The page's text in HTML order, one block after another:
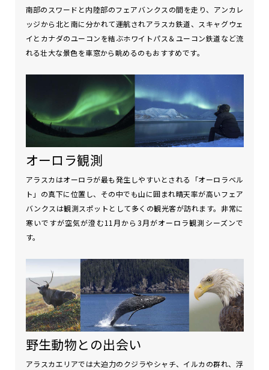
南部のスワードと内陸部のフェアバンクスの間を走り、アンカレ
ッジから北と南に分かれて運航されアラスカ鉄道、スキャグウェ
イとカナダのユーコンを結ぶホワイトパス＆ユーコン鉄道など流
れる壮大な景色を車窓から眺めるのもおすすめです。
オーロラ観測
アラスカはオーロラが最も発生しやすいとされる「オーロラベル
ト」の真下に位置し、その中でも山に囲まれ晴天率が高いフェア
バンクスは観測スポットとして多くの観光客が訪れます。非常に
寒いですが空気が澄む11月から3月がオーロラ観測シーズンで
す。
野生動物との出会い
アラスカエリアでは大迫力のクジラやシャチ、イルカの群れ、浮